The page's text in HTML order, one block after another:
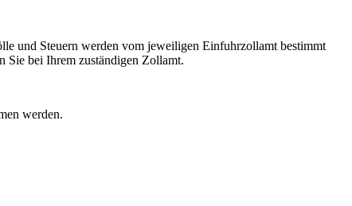
und Steuern werden vom jeweiligen Einfuhrzollamt bestimmt
Sie bei Ihrem zuständigen Zollamt.
werden.